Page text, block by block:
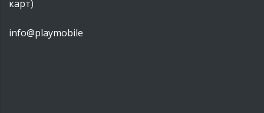
карт)
info@playmobile